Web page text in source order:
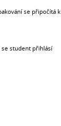
se připočítá k
se student přihlásí